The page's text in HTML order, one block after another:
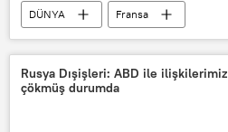
DÜNYA
Fransa
Emmanuel Macron
Hitler
Emeklilik
Rusya Dışişleri: ABD ile ilişkilerimiz
çökmüş durumda